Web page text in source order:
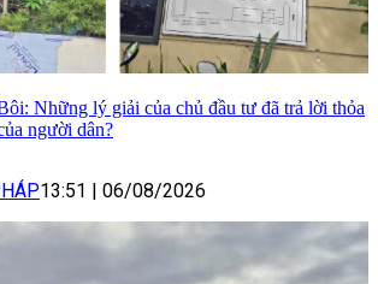
Những lý giải của chủ đầu tư đã trả lời thỏa
người dân?
13:51 | 06/08/2026